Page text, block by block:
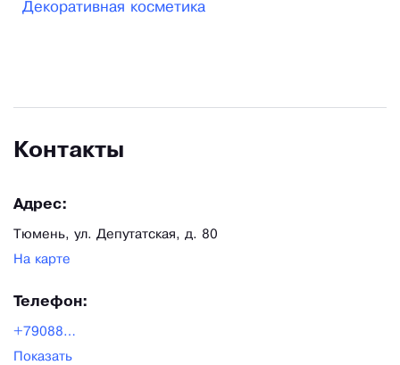
Декоративная косметика
Контакты
Адрес:
Тюмень, ул. Депутатская, д. 80
На карте
Телефон:
+79088653022
Показать